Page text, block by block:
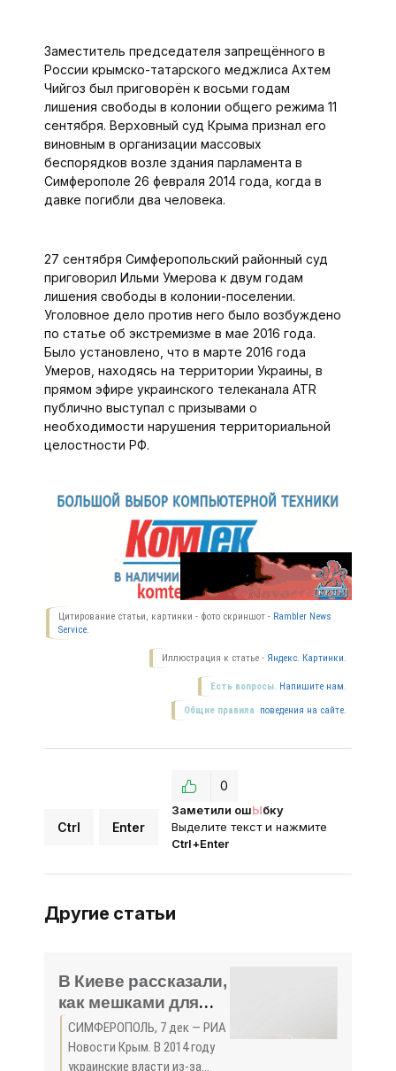
Заместитель председателя запрещённого в
России крымско-татарского меджлиса Ахтем
Чийгоз был приговорён к восьми годам
лишения свободы в колонии общего режима 11
сентября. Верховный суд Крыма признал его
виновным в организации массовых
беспорядков возле здания парламента в
Симферополе 26 февраля 2014 года, когда в
давке погибли два человека.
27 сентября Симферопольский районный суд
приговорил Ильми Умерова к двум годам
лишения свободы в колонии-поселении.
Уголовное дело против него было возбуждено
по статье об экстремизме в мае 2016 года.
Было установлено, что в марте 2016 года
Умеров, находясь на территории Украины, в
прямом эфире украинского телеканала АТR
публично выступал с призывами о
необходимости нарушения территориальной
целостности РФ.
Цитирование статьи, картинки - фото скриншот - Rambler News
Service.
Иллюстрация к статье - Яндекс. Картинки.
Есть вопросы. Напишите нам.
Общие правила поведения на сайте.
Ctrl Enter
Заметили ошЫбку
Выделите текст и нажмите
Ctrl+Enter
0
Другие статьи
В Киеве рассказали,
как мешками для
удобрений
перекрывали воду в
Крым - «Политика»
СИМФЕРОПОЛЬ, 7 дек — РИА
Новости Крым. В 2014 году
украинские власти из-за